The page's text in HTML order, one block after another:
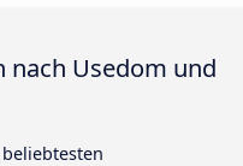
nach Usedom und